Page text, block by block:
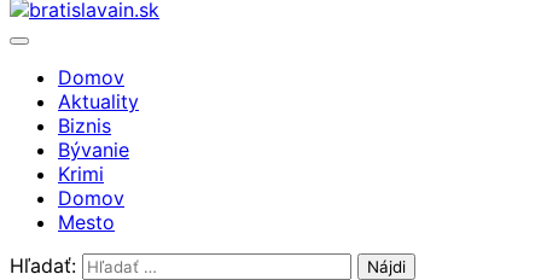
Domov
Aktuality
Biznis
Bývanie
Krimi
Domov
Mesto
Hľadať: